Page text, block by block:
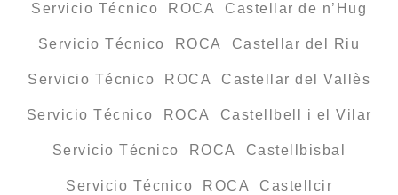
Servicio Técnico ROCA Castellar de n’Hug
Servicio Técnico ROCA Castellar del Riu
Servicio Técnico ROCA Castellar del Vallès
Servicio Técnico ROCA Castellbell i el Vilar
Servicio Técnico ROCA Castellbisbal
Servicio Técnico ROCA Castellcir